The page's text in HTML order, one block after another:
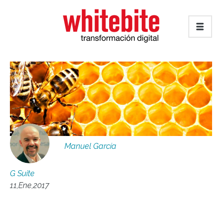
Manuel García
G Suite
11,Ene,2017